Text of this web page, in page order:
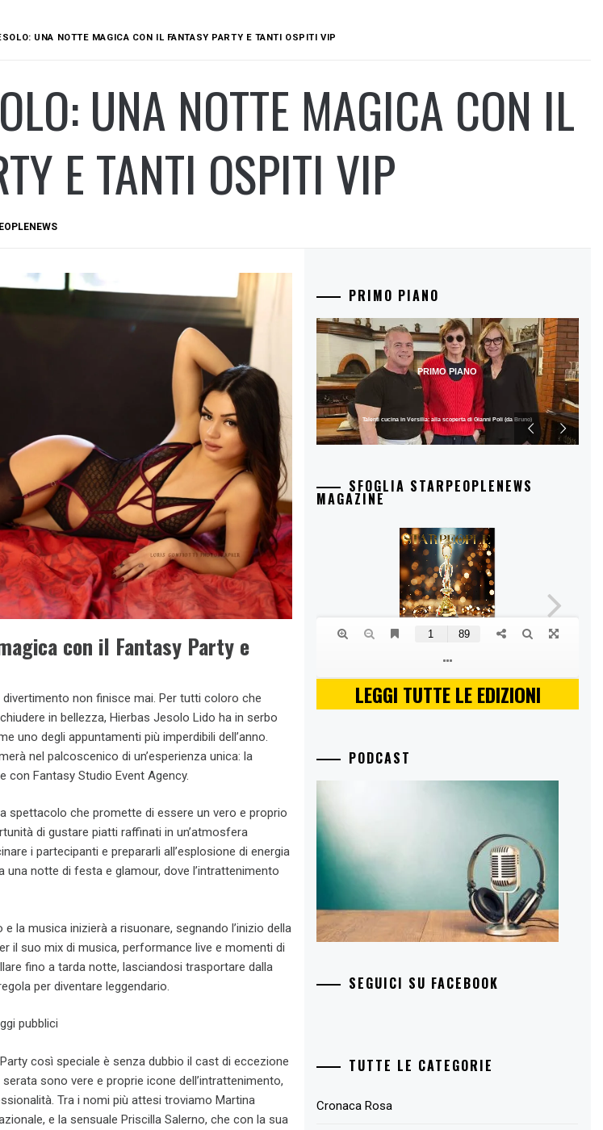
UNA NOTTE MAGICA CON IL FANTASY PARTY E TANTI OSPITI VIP
UNA NOTTE MAGICA CON IL
E TANTI OSPITI VIP
con il Fantasy Party e
non finisce mai. Per tutti coloro che
in bellezza, Hierbas Jesolo Lido ha in serbo
uno degli appuntamenti più imperdibili dell’anno.
nel palcoscenico di un’esperienza unica: la
con Fantasy Studio Event Agency.
spettacolo che promette di essere un vero e proprio
di gustare piatti raffinati in un’atmosfera
i partecipanti e prepararli all’esplosione di energia
notte di festa e glamour, dove l’intrattenimento
la musica inizierà a risuonare, segnando l’inizio della
il suo mix di musica, performance live e momenti di
fino a tarda notte, lasciandosi trasportare dalla
per diventare leggendario.
pubblici
così speciale è senza dubbio il cast di eccezione
sono vere e proprie icone dell’intrattenimento,
Tra i nomi più attesi troviamo Martina
e la sensuale Priscilla Salerno, che con la sua
PRIMO PIANO
Nuova stagione per Azzurro Storie di Mare con Beppe Convertini
PRIMO PIANO
SFOGLIA STARPEOPLENEWS
MAGAZINE
LEGGI TUTTE LE EDIZIONI
PODCAST
SEGUICI SU FACEBOOK
TUTTE LE CATEGORIE
Cronaca Rosa